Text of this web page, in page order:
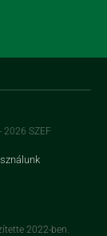
SZEF
2022-ben.